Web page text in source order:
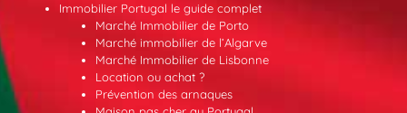
Immobilier Portugal le guide complet
Marché Immobilier de Porto
Marché immobilier de l’Algarve
Marché Immobilier de Lisbonne
Location ou achat ?
Prévention des arnaques